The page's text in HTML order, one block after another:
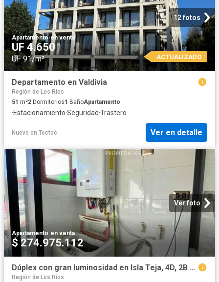
12 fotos
Apartamento·en venta
UF 4.650
UF 91/m² ACTUALIZADO
Departamento en Valdivia
Región de Los Ríos
51 m²2 Dormitorios1 BañoApartamento
·Estacionamiento·Seguridad·Trastero
Nuevo en Toctoc Ver en detalle
Ver foto
Apartamento·en venta
$ 274.975.112
Dúplex con gran luminosidad en Isla Teja, 4D, 2B y bodega | 4 Dormitorios por 7100.00 en Valdivia
Región de Los Ríos